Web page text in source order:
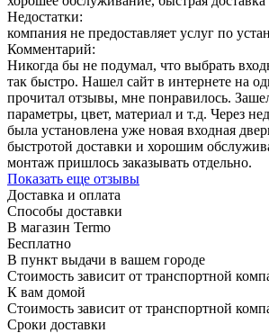
Недостатки:
компания не предоставляет услуг по
Комментарий:
Никогда бы не подумал, что выбрать
так быстро. Нашел сайт в интернете на
прочитал отзывы, мне понравилось.
параметры, цвет, материал и т.д. Через
была установлена уже новая входная
быстротой доставки и хорошим
монтаж пришлось заказывать отдельно.
Показать еще отзывы
Доставка и оплата
Способы доставки
В магазин Termo
Бесплатно
В пункт выдачи в вашем городе
Стоимость зависит от транспортной
К вам домой
Стоимость зависит от транспортной
Сроки доставки